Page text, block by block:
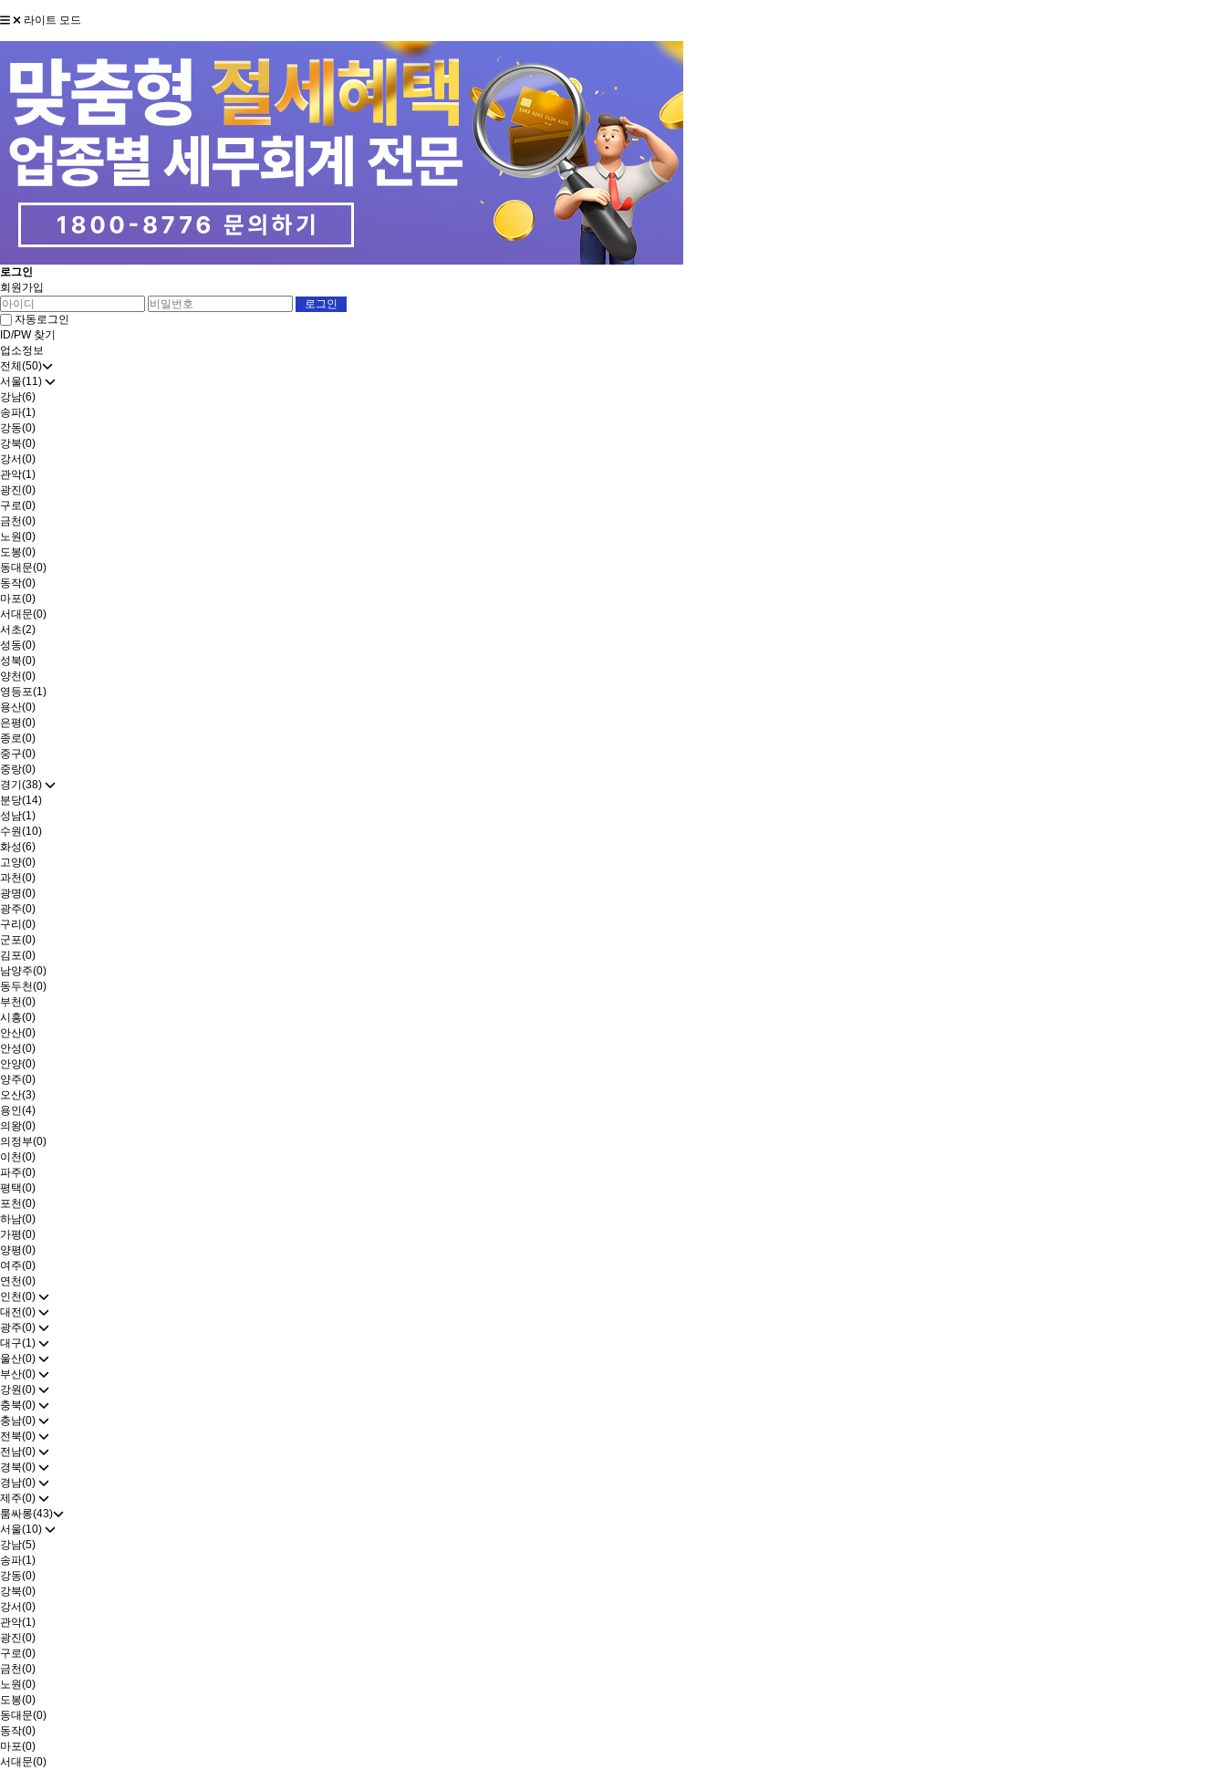
라이트 모드
로그인
회원가입
자동로그인
ID/PW 찾기
업소정보
전체(50)
서울(11)
강남(6)
송파(1)
강동(0)
강북(0)
강서(0)
관악(1)
광진(0)
구로(0)
금천(0)
노원(0)
도봉(0)
동대문(0)
동작(0)
마포(0)
서대문(0)
서초(2)
성동(0)
성북(0)
양천(0)
영등포(1)
용산(0)
은평(0)
종로(0)
중구(0)
중랑(0)
경기(38)
분당(14)
성남(1)
수원(10)
화성(6)
고양(0)
과천(0)
광명(0)
광주(0)
구리(0)
군포(0)
김포(0)
남양주(0)
동두천(0)
부천(0)
시흥(0)
안산(0)
안성(0)
안양(0)
양주(0)
오산(3)
용인(4)
의왕(0)
의정부(0)
이천(0)
파주(0)
평택(0)
포천(0)
하남(0)
가평(0)
양평(0)
여주(0)
연천(0)
인천(0)
대전(0)
광주(0)
대구(1)
울산(0)
부산(0)
강원(0)
충북(0)
충남(0)
전북(0)
전남(0)
경북(0)
경남(0)
제주(0)
룸싸롱(43)
서울(10)
강남(5)
송파(1)
강동(0)
강북(0)
강서(0)
관악(1)
광진(0)
구로(0)
금천(0)
노원(0)
도봉(0)
동대문(0)
동작(0)
마포(0)
서대문(0)